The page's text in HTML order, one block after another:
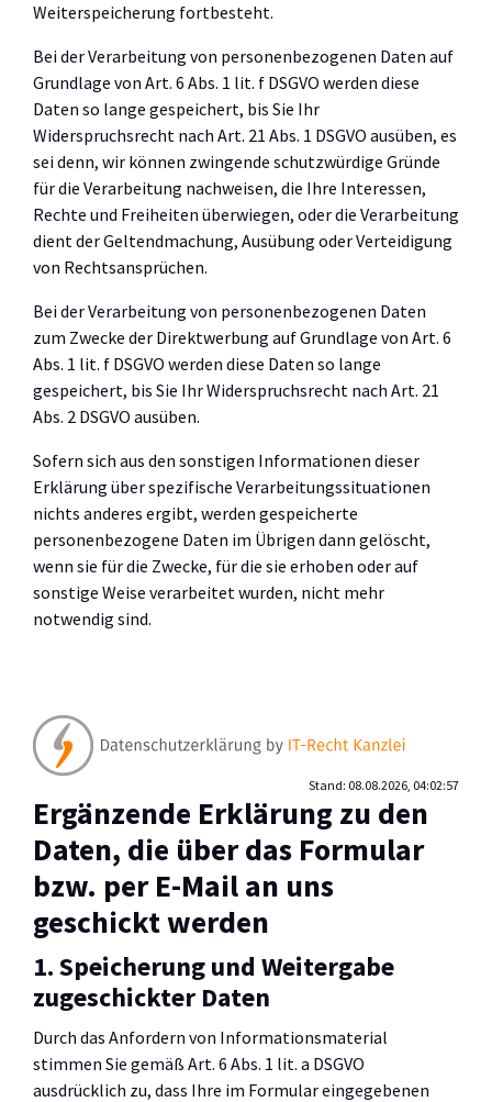
Weiterspeicherung fortbesteht.
Bei der Verarbeitung von personenbezogenen Daten auf
Grundlage von Art. 6 Abs. 1 lit. f DSGVO werden diese
Daten so lange gespeichert, bis Sie Ihr
Widerspruchsrecht nach Art. 21 Abs. 1 DSGVO ausüben, es
sei denn, wir können zwingende schutzwürdige Gründe
für die Verarbeitung nachweisen, die Ihre Interessen,
Rechte und Freiheiten überwiegen, oder die Verarbeitung
dient der Geltendmachung, Ausübung oder Verteidigung
von Rechtsansprüchen.
Bei der Verarbeitung von personenbezogenen Daten
zum Zwecke der Direktwerbung auf Grundlage von Art. 6
Abs. 1 lit. f DSGVO werden diese Daten so lange
gespeichert, bis Sie Ihr Widerspruchsrecht nach Art. 21
Abs. 2 DSGVO ausüben.
Sofern sich aus den sonstigen Informationen dieser
Erklärung über spezifische Verarbeitungssituationen
nichts anderes ergibt, werden gespeicherte
personenbezogene Daten im Übrigen dann gelöscht,
wenn sie für die Zwecke, für die sie erhoben oder auf
sonstige Weise verarbeitet wurden, nicht mehr
notwendig sind.
Stand: 08.08.2026, 04:02:57
Ergänzende Erklärung zu den
Daten, die über das Formular
bzw. per E-Mail an uns
geschickt werden
1. Speicherung und Weitergabe
zugeschickter Daten
Durch das Anfordern von Informationsmaterial
stimmen Sie gemäß Art. 6 Abs. 1 lit. a DSGVO
ausdrücklich zu, dass Ihre im Formular eingegebenen